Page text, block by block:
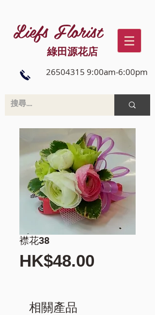
Liefs Florist
綠田源花店
26504315 9:00am-6:00pm
襟花38
HK$48.00
相關產品